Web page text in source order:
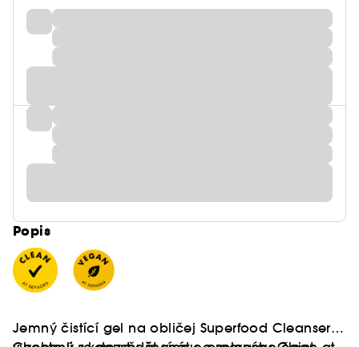
Popis
Jemný čistící gel na obličej Superfood Cleanser